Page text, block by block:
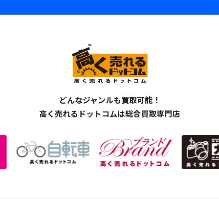
どんなジャンルも買取可能！
高く売れるドットコムは総合買取専門店